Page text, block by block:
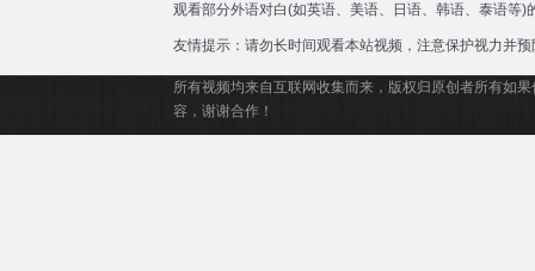
观看部分外语对白(如英语、美语、日语、韩语、泰语等
友情提示：请勿长时间观看本站视频，注意保护视力并预
所有视频均来自互联网收集而来，版权归原创者所有如
容，谢谢合作！